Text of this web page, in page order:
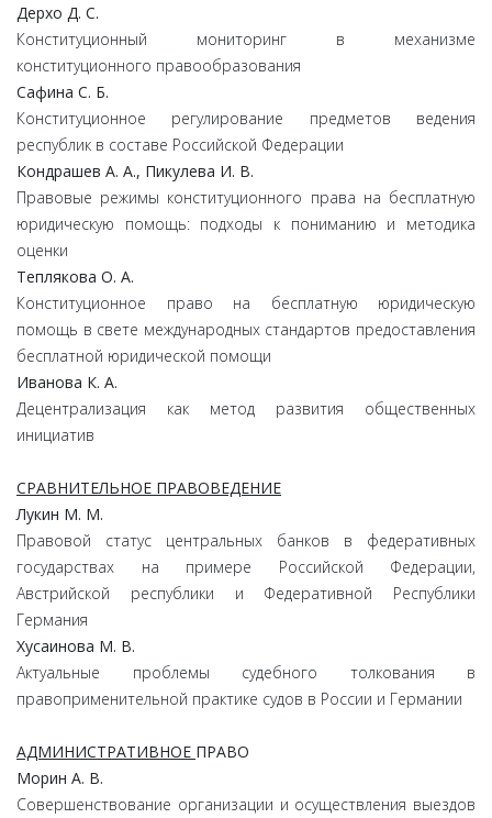
Дерхо Д. С.
Конституционный мониторинг в механизме
конституционного правообразования
Сафина С. Б.
Конституционное регулирование предметов ведения
республик в составе Российской Федерации
Кондрашев А. А., Пикулева И. В.
Правовые режимы конституционного права на бесплатную
юридическую помощь: подходы к пониманию и методика
оценки
Теплякова О. А.
Конституционное право на бесплатную юридическую
помощь в свете международных стандартов предоставления
бесплатной юридической помощи
Иванова К. А.
Децентрализация как метод развития общественных
инициатив
СРАВНИТЕЛЬНОЕ ПРАВОВЕДЕНИЕ
Лукин М. М.
Правовой статус центральных банков в федеративных
государствах на примере Российской Федерации,
Австрийской республики и Федеративной Республики
Германия
Хусаинова М. В.
Актуальные проблемы судебного толкования в
правоприменительной практике судов в России и Германии
АДМИНИСТРАТИВНОЕ ПРАВО
Морин А. В.
Совершенствование организации и осуществления выездов